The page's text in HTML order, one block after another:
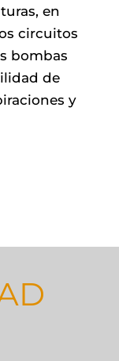
en
circuitos
bombas
de
y